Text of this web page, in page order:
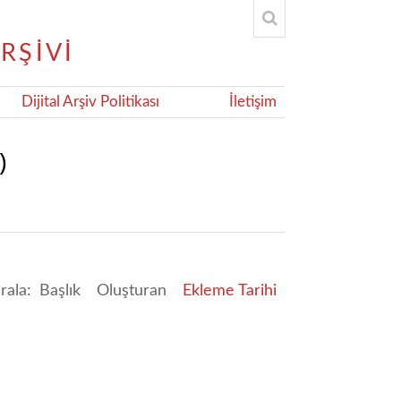
Dijital Arşiv Politikası İletişim
Başlık Oluşturan Ekleme Tarihi